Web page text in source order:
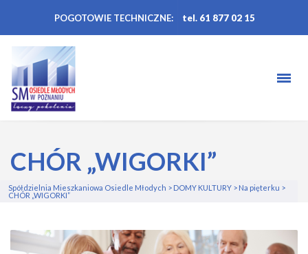
POGOTOWIE TECHNICZNE: tel. 61 877 02 15
CHÓR „WIGORKI”
Spółdzielnia Mieszkaniowa Osiedle Młodych > DOMY KULTURY > Na pięterku >
CHÓR „WIGORKI”